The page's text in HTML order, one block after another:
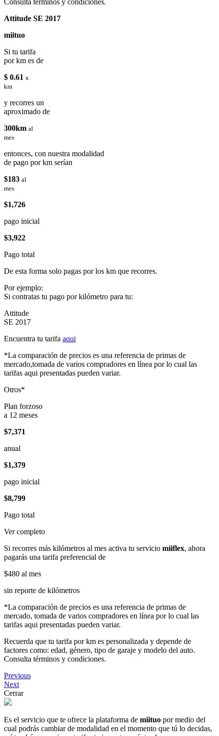
Attitude SE 2017
miituo
Si tu tarifa
por km es de
$ 0.61 x
km
y recorres un
aproximado de
300km al
mes
entonces, con nuestra modalidad
de pago por km serían
$183 al
mes
$1,726
pago inicial
$3,922
Pago total
De esta forma solo pagas por los km que recorres.
Por ejemplo:
Si contratas tu pago por kilómetro para tu:
Attitude
SE 2017
Encuentra tu tarifa aqui
*La comparación de precios es una referencia de primas de
mercado,tomada de varios compradores en línea por lo cual las
tarifas aqui presentadas pueden variar.
Otros*
Plan forzoso
a 12 meses
$7,371
anual
$1,379
pago inicial
$8,799
Pago total
Ver completo
Si recorres más kilómetros al mes activa tu servicio miiflex, ahora
pagarás una tarifa preferencial de
$480 al mes
sin reporte de kilómetros
*La comparación de precios es una referencia de primas de
mercado, tomada de varios compradores en línea por lo cual las
tarifas aqui presentadas pueden variar.
Recuerda que tu tarifa por km es personalizada y depende de
factores como: edad, género, tipo de garaje y modelo del auto.
Consulta términos y condiciones.
Previous
Next
Cerrar
Es el servicio que te ofrece la plataforma de miituo por medio del
cual podrás cambiar de modalidad en el momento que tú lo decidas,